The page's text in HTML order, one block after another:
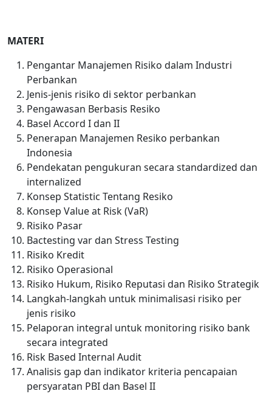
MATERI
Pengantar Manajemen Risiko dalam Industri
Perbankan
Jenis-jenis risiko di sektor perbankan
Pengawasan Berbasis Resiko
Basel Accord I dan II
Penerapan Manajemen Resiko perbankan
Indonesia
Pendekatan pengukuran secara standardized dan
internalized
Konsep Statistic Tentang Resiko
Konsep Value at Risk (VaR)
Risiko Pasar
Bactesting var dan Stress Testing
Risiko Kredit
Risiko Operasional
Risiko Hukum, Risiko Reputasi dan Risiko Strategik
Langkah-langkah untuk minimalisasi risiko per
jenis risiko
Pelaporan integral untuk monitoring risiko bank
secara integrated
Risk Based Internal Audit
Analisis gap dan indikator kriteria pencapaian
persyaratan PBI dan Basel II